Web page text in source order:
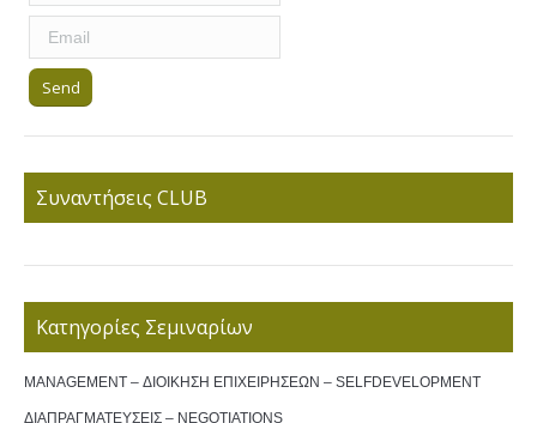
Συναντήσεις CLUB
Κατηγορίες Σεμιναρίων
MANAGEMENT – ΔΙΟΙΚΗΣΗ ΕΠΙΧΕΙΡΗΣΕΩΝ – SELFDEVELOPMENT
ΔΙΑΠΡΑΓΜΑΤΕΥΣΕΙΣ – NEGOTIATIONS